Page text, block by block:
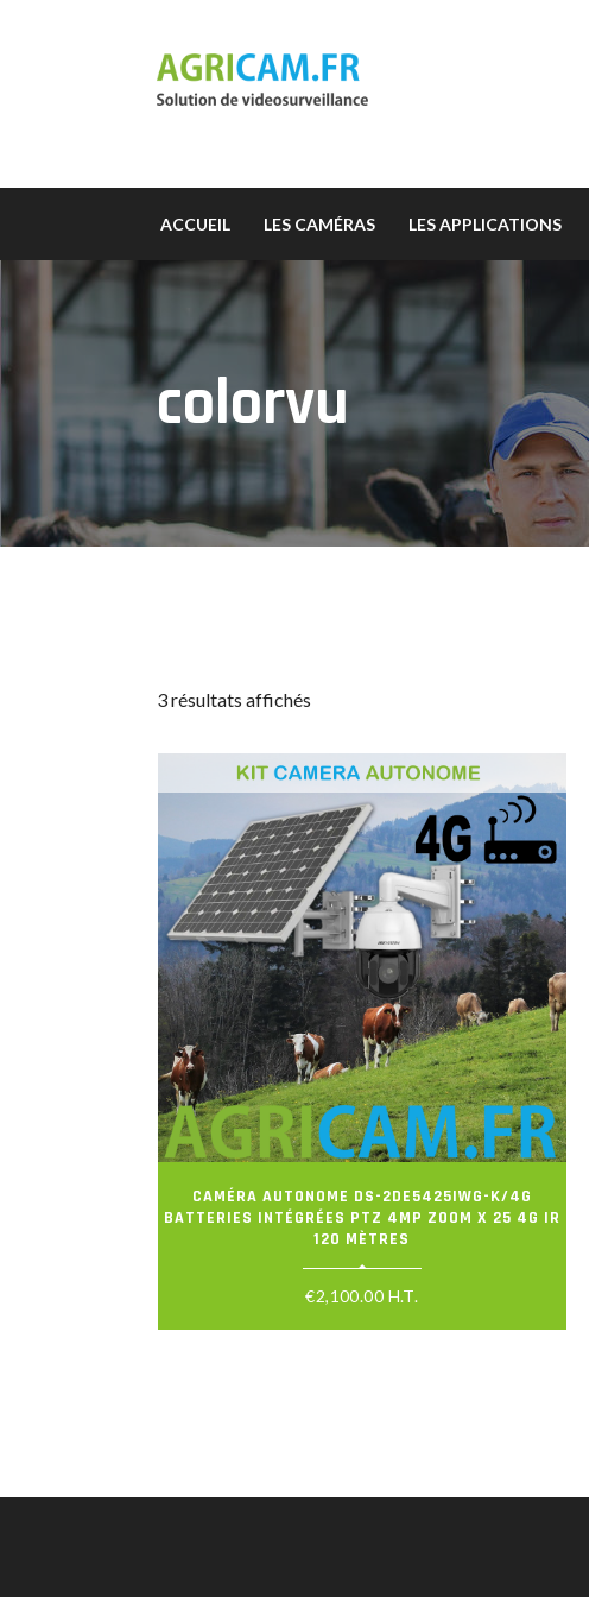
ACCUEIL LES CAMÉRAS LES APPLICATIONS
colorvu
3 résultats affichés
CAMÉRA AUTONOME DS-2DE5425IWG-K/4G
BATTERIES INTÉGRÉES PTZ 4MP ZOOM X 25 4G IR
120 MÈTRES
€2,100.00 H.T.